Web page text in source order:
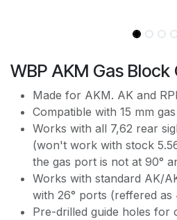
WBP AKM Gas Block
Made for AKM. AK and
Compatible with 15 mm
Works with all 7,62 rear
(won't work with stock
the gas port is not at 90°
Works with standard AK/
with 26° ports (reffered as
Pre-drilled guide holes for